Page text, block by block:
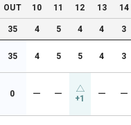
OUT 10 11 12 13 14
35 4 5 4 4 3
35 4 5 5 4 3
0 ー ー +1 ー ー